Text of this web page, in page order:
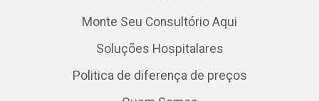
Monte Seu Consultório Aqui
Soluções Hospitalares
Politica de diferença de preços